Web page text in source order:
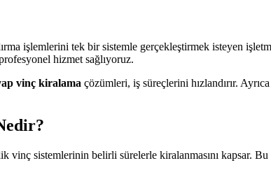
işlemlerini tek bir sistemle gerçekleştirmek isteyen
hizmet sağlıyoruz.
vinç kiralama çözümleri, iş süreçlerini hızlandırır.
vinç sistemlerinin belirli sürelerle kiralanmasını kapsar.